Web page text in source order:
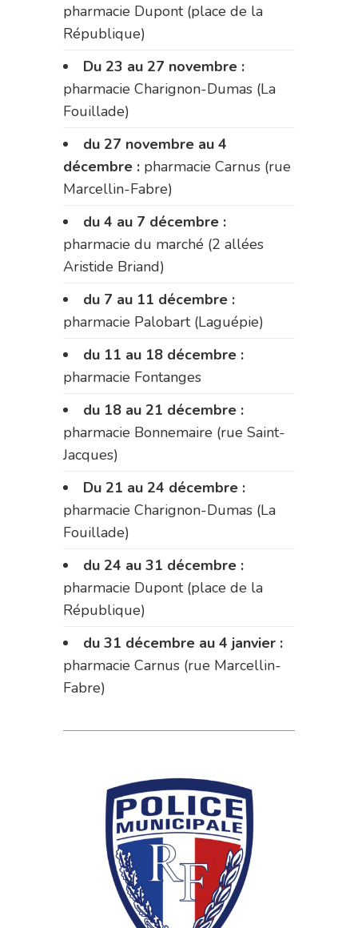
pharmacie Dupont (place de la
République)
Du 23 au 27 novembre :
pharmacie Charignon-Dumas (La
Fouillade)
du 27 novembre au 4
décembre : pharmacie Carnus (rue
Marcellin-Fabre)
du 4 au 7 décembre :
pharmacie du marché (2 allées
Aristide Briand)
du 7 au 11 décembre :
pharmacie Palobart (Laguépie)
du 11 au 18 décembre :
pharmacie Fontanges
du 18 au 21 décembre :
pharmacie Bonnemaire (rue Saint-
Jacques)
Du 21 au 24 décembre :
pharmacie Charignon-Dumas (La
Fouillade)
du 24 au 31 décembre :
pharmacie Dupont (place de la
République)
du 31 décembre au 4 janvier :
pharmacie Carnus (rue Marcellin-
Fabre)